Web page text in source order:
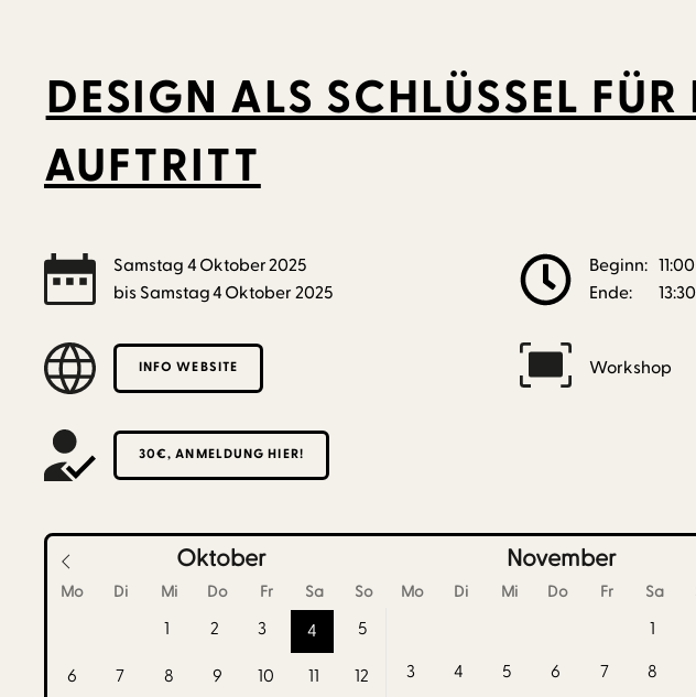
DESIGN ALS SCHLÜSSEL
AUFTRITT
Samstag 4 Oktober2025
bis Samstag4 Oktober 2025
Beginn: 11:00
Ende:
13:30
INFO WEBSITE Workshop
30€, ANMELDUNG HIER!
Oktober November
Mo Di Mi Do Fr Sa So Mo Di Mi Do Fr Sa
1 2 3 4 5
6 7 8 9 10 11
12
1
3
4 5 6 7 8